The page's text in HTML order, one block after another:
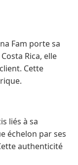
Fam porte sa
Rica, elle
Cette
liés à sa
échelon par ses
authenticité